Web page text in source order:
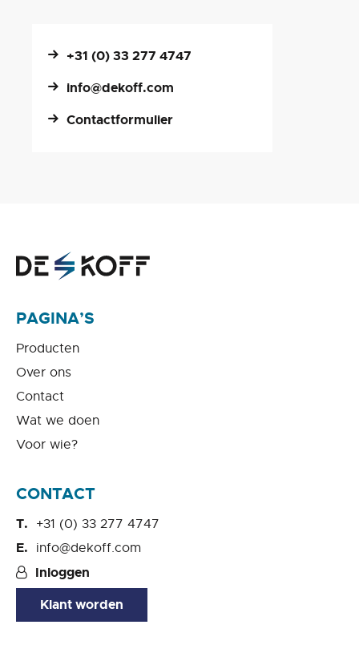
+31 (0) 33 277 4747
info@dekoff.com
Contactformulier
PAGINA’S
Producten
Over ons
Contact
Wat we doen
Voor wie?
CONTACT
+31 (0) 33 277 4747
info@dekoff.com
Inloggen
Klant worden